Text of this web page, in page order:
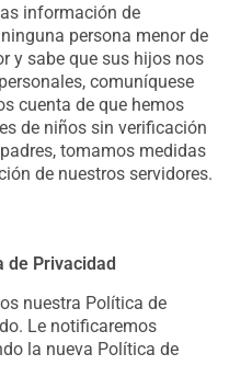
información de
persona menor de
y sabe que sus hijos nos
comuníquese
cuenta de que hemos
de niños sin verificación
tomamos medidas
de nuestros servidores.
de Privacidad
nuestra Política de
Le notificaremos
la nueva Política de